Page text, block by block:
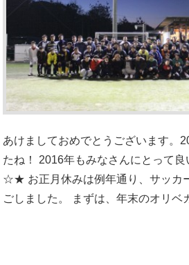
あけましておめでとうございます。
たね！ 2016年もみなさんにとって
☆★ お正月休みは例年通り、サッカ
ごしました。 まずは、年末のオリベ